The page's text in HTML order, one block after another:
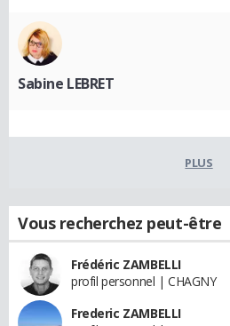
Sabine LEBRET
PLUS
Vous recherchez peut-être
Frédéric ZAMBELLI
profil personnel | CHAGNY
Frederic ZAMBELLI